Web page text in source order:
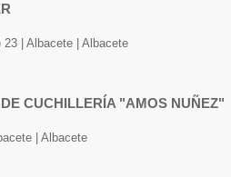
| Albacete | Albacete
CUCHILLERÍA "AMOS NUÑEZ"
| Albacete